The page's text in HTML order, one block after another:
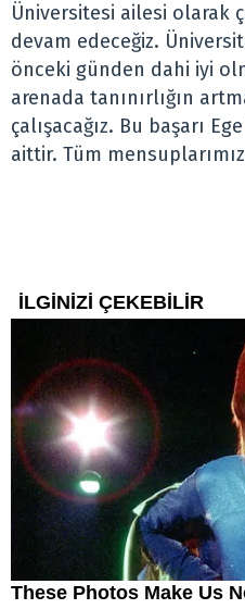
Üniversitesi ailesi olarak
devam edeceğiz.
önceki günden dahi iyi
arenada tanınırlığın
çalışacağız. Bu başarı
aittir. Tüm